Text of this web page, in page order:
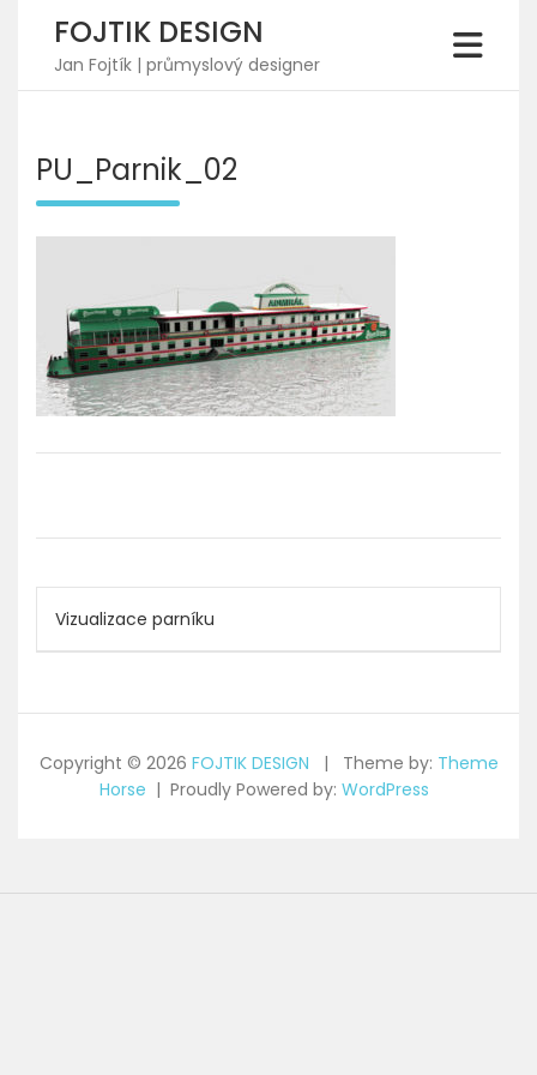
content
FOJTIK DESIGN
Jan Fojtík | průmyslový designer
PU_Parnik_02
Navigace
pro
příspěvek
Vizualizace parníku
Copyright © 2026 FOJTIK DESIGN Theme by: Theme
Horse
Proudly Powered by: WordPress